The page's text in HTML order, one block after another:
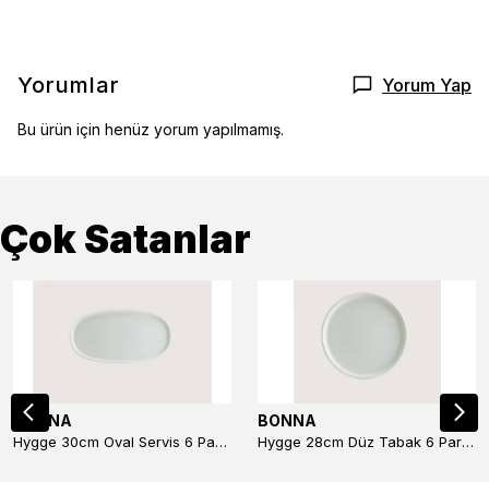
Yorumlar Yorum Yap
Bu ürün için henüz yorum yapılmamış.
Çok Satanlar
BONNA
Hygge 30cm Oval Servis 6 Parça
BONNA
Hygge 28cm Düz Tabak 6 Parça